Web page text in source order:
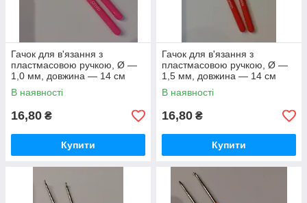
Гачок для в'язання з
пластмасовою ручкою, Ø —
1,0 мм, довжина — 14 см
В наявності
16,80 ₴
Купити
Гачок для в'язання з
пластмасовою ручкою, Ø —
1,5 мм, довжина — 14 см
В наявності
16,80 ₴
Купити